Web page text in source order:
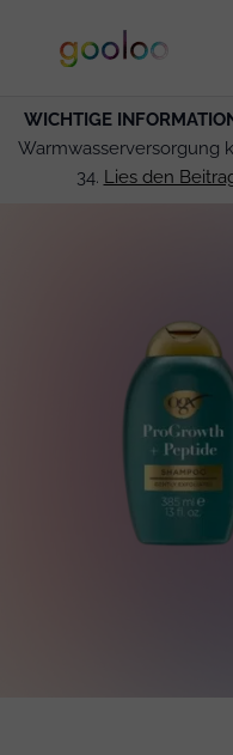
WICHTIGE
Warmwasserversorgung
34. Lies den